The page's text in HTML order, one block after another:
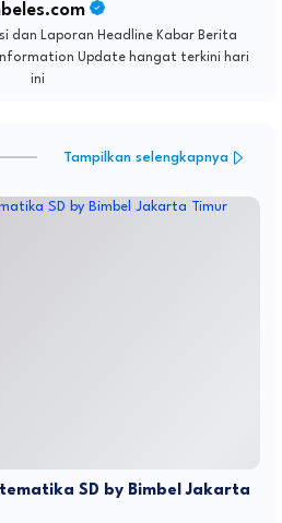
dan Laporan Headline Kabar Berita
Update hangat terkini hari
ini
Tampilkan selengkapnya
SD by Bimbel Jakarta